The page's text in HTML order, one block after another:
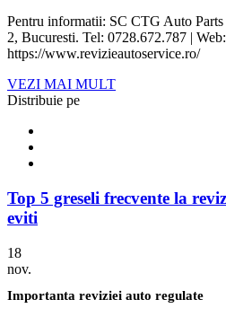
Pentru informatii: SC CTG Auto
2, Bucuresti. Tel: 0728.672.787 | Web:
https://www.revizieautoservice.ro/
VEZI MAI MULT
Distribuie pe
Top 5 greseli frecvente la
eviti
18
nov.
Importanta reviziei auto regulate